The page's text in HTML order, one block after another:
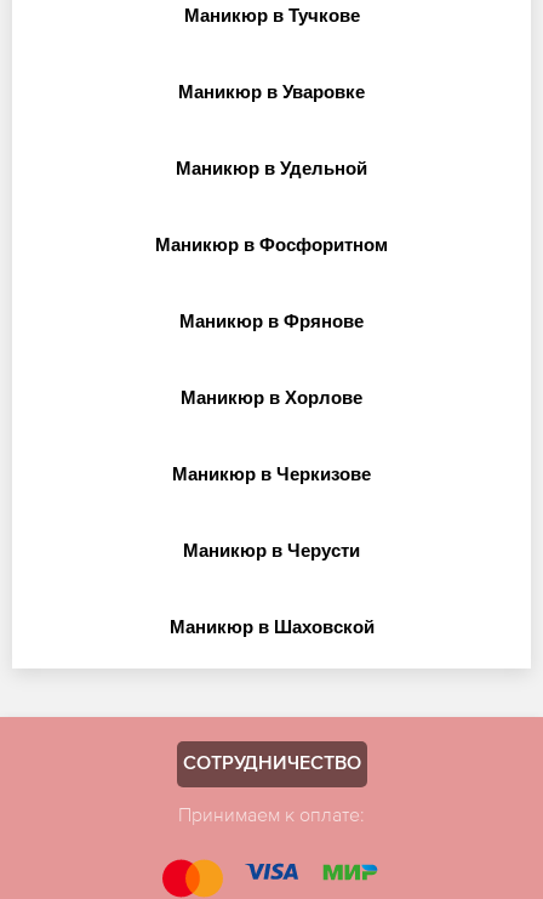
Маникюр в Тучкове
Маникюр в Уваровке
Маникюр в Удельной
Маникюр в Фосфоритном
Маникюр в Фрянове
Маникюр в Хорлове
Маникюр в Черкизове
Маникюр в Черусти
Маникюр в Шаховской
СОТРУДНИЧЕСТВО
Принимаем к оплате: